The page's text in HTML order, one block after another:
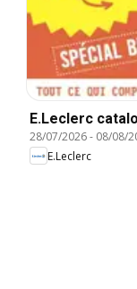
E.Leclerc
28/07/2026- 08/08/
E.Leclerc